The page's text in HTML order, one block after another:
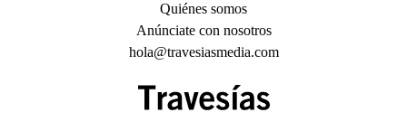
Quiénes somos
Anúnciate con nosotros
hola@travesiasmedia.com